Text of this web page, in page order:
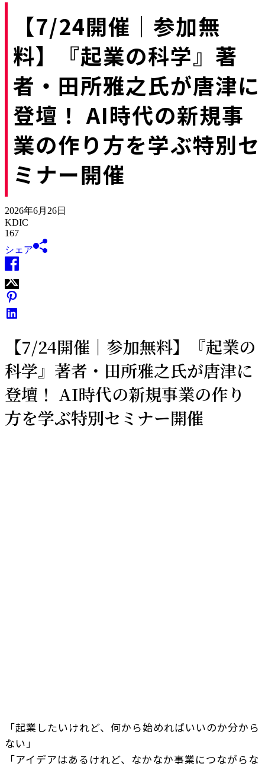
【7/24開催｜参加無
料】『起業の科学』著
者・田所雅之氏が唐津に
登壇！ AI時代の新規事
業の作り方を学ぶ特別セ
ミナー開催
2026年6月26日
KDIC
167
シェア
【7/24開催｜参加無料】『起業の
科学』著者・田所雅之氏が唐津に
登壇！ AI時代の新規事業の作り
方を学ぶ特別セミナー開催
「起業したいけれど、何から始めればいいのか分から
ない」
「アイデアはあるけれど、なかなか事業につながらな